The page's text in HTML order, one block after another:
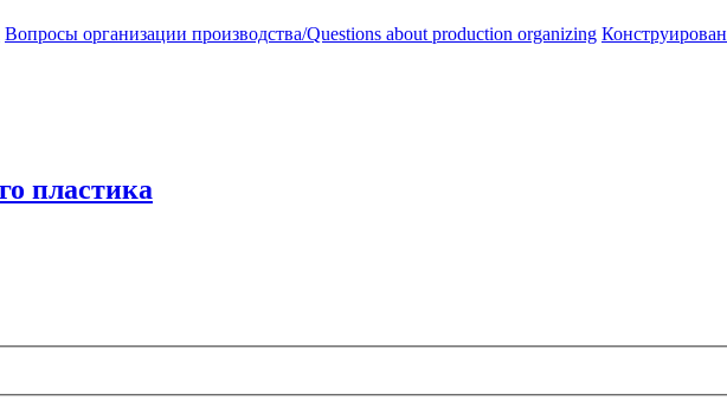
Вопросы организации производства/Questions about production organizing
пластика